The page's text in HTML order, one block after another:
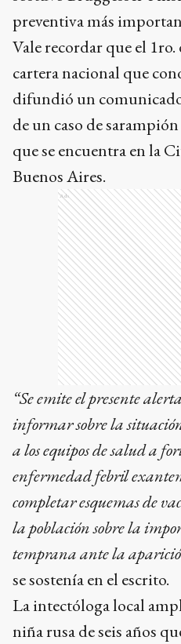
preventiva más
Vale recordar que el
cartera nacional que
difundió un
de un caso de
que se encuentra en la
Buenos Aires.
Ads
“Se emite el presente
informar sobre la
a los equipos de salud a
enfermedad febril
completar esquemas de
la población sobre la
temprana ante la
se sostenía en el escrito.
La intectóloga local
niña rusa de seis años